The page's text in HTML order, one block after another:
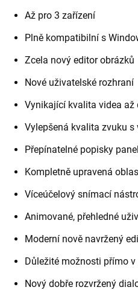
Až pro 3 zařízení
Plně kompatibilní s
Zcela nový editor obrázků
Nové uživatelské rozhraní
Vynikající kvalita videa až
Vylepšená kvalita zvuku
Přepínatelné popisky
Kompletně upravená
Víceúčelový snímací
Animované, přehledné
Moderní nově navržený
Důležité možnosti přímo
Nový dobře rozvržený